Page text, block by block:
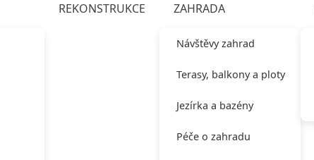
REKONSTRUKCE ZAHRADA
Návštěvy zahrad
Terasy, balkony a ploty
Jezírka a bazény
Péče o zahradu